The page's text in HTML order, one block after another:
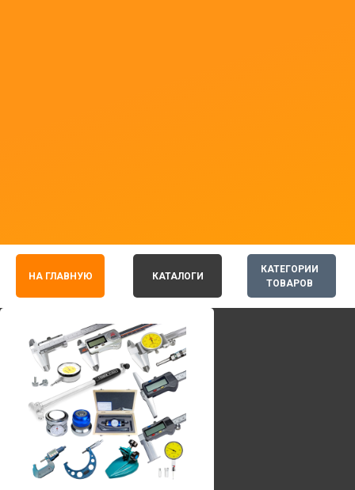
КАТЕГОРИИ
ТОВАРОВ
НА ГЛАВНУЮ КАТАЛОГИ